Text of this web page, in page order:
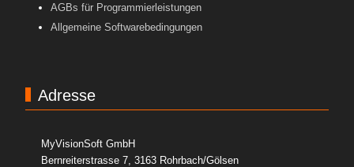
AGBs für Programmierleistungen
Allgemeine Softwarebedingungen
Adresse
MyVisionSoft GmbH
Bernreiterstrasse 7, 3163 Rohrbach/Gölsen